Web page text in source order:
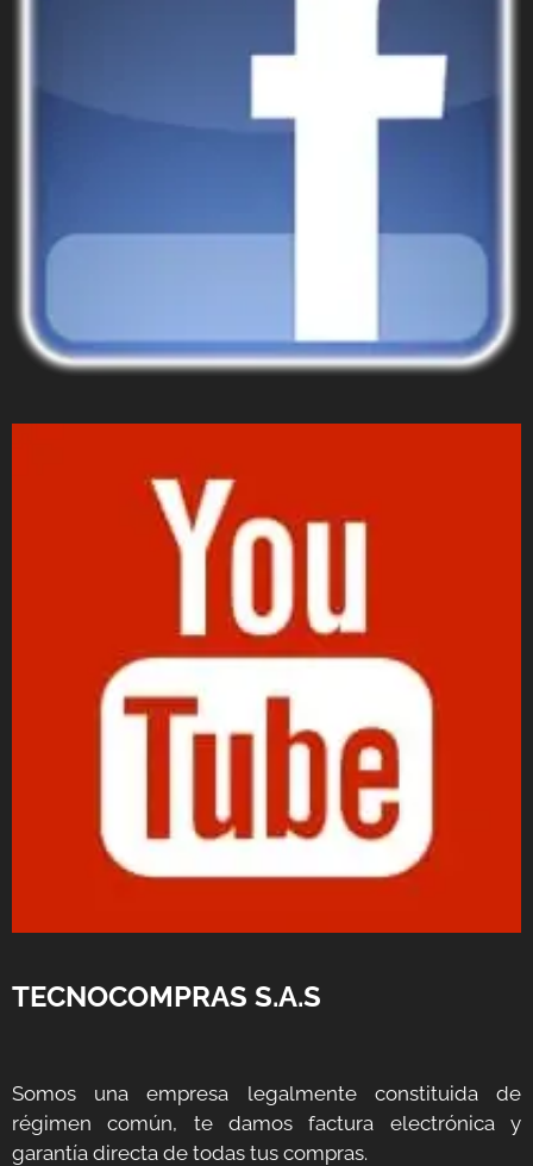
TECNOCOMPRAS S.A.S
Somos una empresa legalmente constituida de
régimen común, te damos factura electrónica y
garantía directa de todas tus compras.